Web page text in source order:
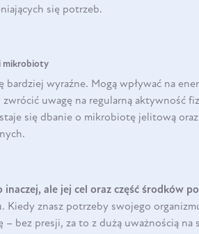
się potrzeb.
mikrobioty
wyraźne. Mogą wpływać na
uwagę na regularną aktywność
się dbanie o mikrobiotę jelitową
ale jej cel oraz część środków
Kiedy znasz potrzeby swojego
bez presji, za to z dużą uważnością na